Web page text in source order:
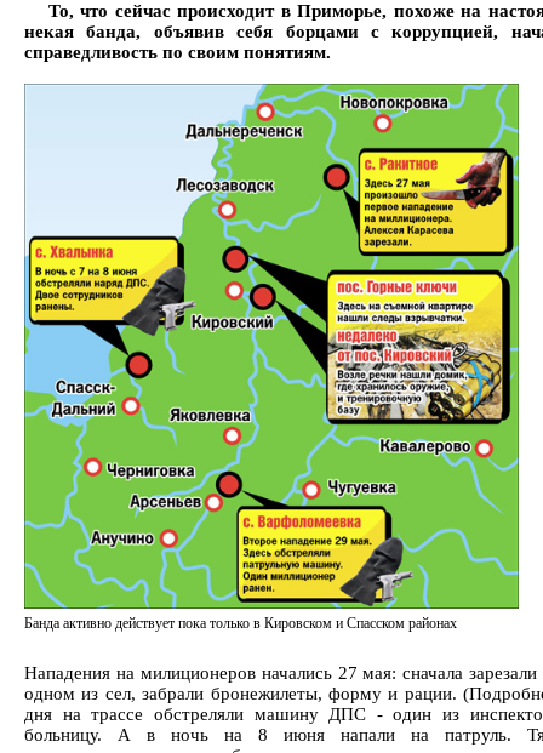
То, что сейчас происходит в Приморье, похоже на
некая банда, объявив себя борцами с коррупцией,
справедливость по своим понятиям.
Банда активно действует пока только в Кировском и Спасском районах
Нападения на милиционеров начались 27 мая: сначала зарезали
одном из сел, забрали бронежилеты, форму и рации.
дня на трассе обстреляли машину ДПС - один из
больницу. А в ночь на 8 июня напали на патруль.